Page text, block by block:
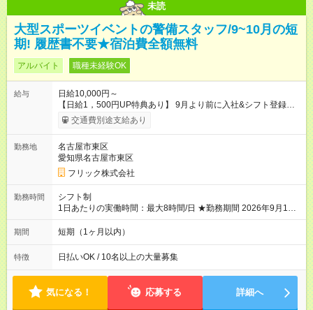
未読
大型スポーツイベントの警備スタッフ/9~10月の短
期! 履歴書不要★宿泊費全額無料
アルバイト 職種未経験OK
給与
日給10,000円～
【日給1，500円UP特典あり】 9月より前に入社&シフト登録す
ると 期間中(9/16~10/23) の日給がUP! 日給1万1500円でしっか
り稼げます♪ 【試用期間】試用期間なし
交通費別途支給あり
勤務地
名古屋市東区
愛知県名古屋市東区
フリック株式会社
勤務時間
シフト制
1日あたりの実働時間：最大8時間/日 ★勤務期間 2026年9月16日
~2026年10月23日 短期勤務OK! 期間中フル勤務できる方優遇 ※
週3~5日勤務(勤務日数応相談) ※期間前から勤務スタートも可能
※夜勤シフトあり
期間 短期（1ヶ月以内）
特徴 日払いOK / 10名以上の大量募集
気になる！ 応募する 詳細へ